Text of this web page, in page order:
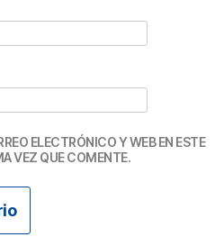
ELECTRÓNICO Y WEB EN ESTE
VEZ QUE COMENTE.